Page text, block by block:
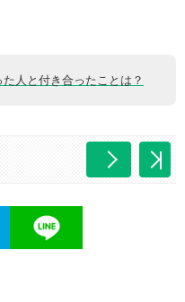
人と付き合ったことは？